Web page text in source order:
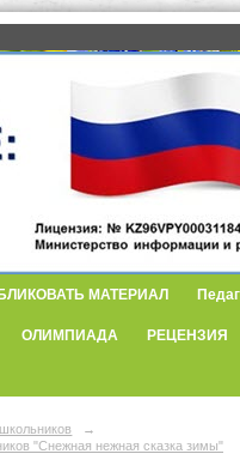
МАТЕРИАЛ
ОЛИМПИАДА РЕЦЕНЗИЯ
→
"Снежная нежная сказка зимы"